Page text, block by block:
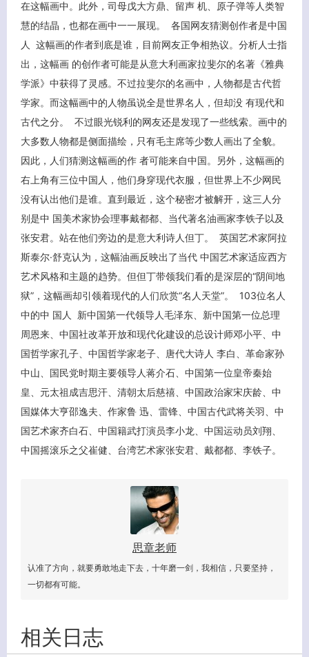
在这幅画中。此外，司母戊大方鼎、留声 机、原子弹等人类智
慧的结晶，也都在画中一一展现。 各国网友猜测创作者是中国
人 这幅画的作者到底是谁，目前网友正争相热议。分析人士指
出，这幅画 的创作者可能是从意大利画家拉斐尔的名著《雅典
学派》中获得了灵感。不过拉斐尔的名画中，人物都是古代哲
学家。而这幅画中的人物虽说全是世界名人，但却没 有现代和
古代之分。 不过眼光锐利的网友还是发现了一些线索。画中的
大多数人物都是侧面描绘，只有毛主席等少数人画出了全貌。
因此，人们猜测这幅画的作 者可能来自中国。另外，这幅画的
右上角有三位中国人，他们身穿现代衣服，但世界上不少网民
没有认出他们是谁。直到最近，这个秘密才被解开，这三人分
别是中 国美术家协会理事戴都都、当代著名油画家李铁子以及
张安君。站在他们旁边的是意大利诗人但丁。 英国艺术家阿拉
斯泰尔·舒克认为，这幅油画反映出了当代 中国艺术家适应西方
艺术风格和主题的趋势。但但丁带领我们看的是深层的“阴间地
狱”，这幅画却引领着现代的人们欣赏“名人天堂”。 103位名人
中的中 国人 新中国第一代领导人毛泽东、新中国第一位总理
周恩来、中国社改革开放和现代化建设的总设计师邓小平、中
国哲学家孔子、中国哲学家老子、唐代大诗人 李白、革命家孙
中山、国民党时期主要领导人蒋介石、中国第一位皇帝秦始
皇、元太祖成吉思汗、清朝太后慈禧、中国政治家宋庆龄、中
国媒体大亨邵逸夫、作家鲁 迅、雷锋、中国古代武将关羽、中
国艺术家齐白石、中国籍武打演员李小龙、中国运动员刘翔、
中国摇滚乐之父崔健、台湾艺术家张安君、戴都都、李铁子。
思章老师
认准了方向，就要勇敢地走下去，十年磨一剑，我相信，只要坚持，
一切都有可能。
相关日志